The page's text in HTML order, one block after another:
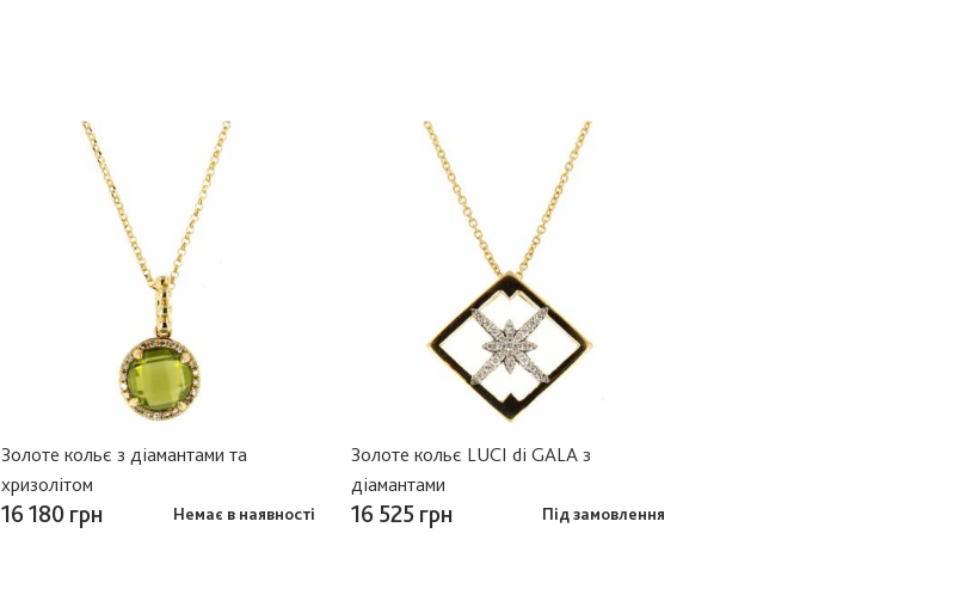
Золоте кольє з діамантами та
хризолітом
16 180 грн Немає в наявності
Золоте кольє LUCI di GALA з
діамантами
16 525 грн Під замовлення